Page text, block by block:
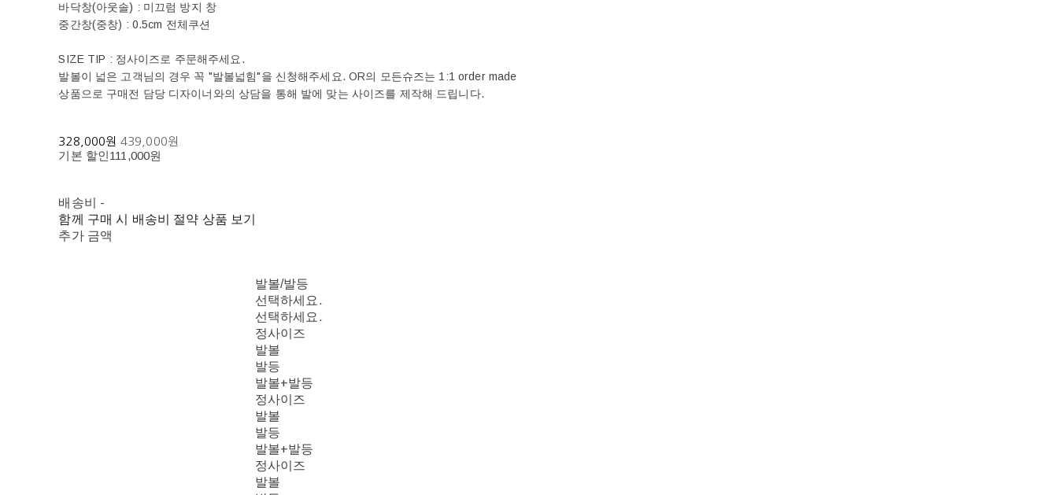
바닥창(아웃솔) : 미끄럼 방지 창
중간창(중창) : 0.5cm 전체쿠션
SIZE TIP : 정사이즈로 주문해주세요.
발볼이 넓은 고객님의 경우 꼭 "발볼넓힘"을 신청해주세요. OR의 모든슈즈는 1:1 order made
상품으로 구매전 담당 디자이너와의 상담을 통해 발에 맞는 사이즈를 제작해 드립니다.
328,000원 439,000원
기본 할인111,000원
배송비 -
함께 구매 시 배송비 절약 상품 보기
추가 금액
발볼/발등
선택하세요.
선택하세요.
정사이즈
발볼
발등
발볼+발등
정사이즈
발볼
발등
발볼+발등
정사이즈
발볼